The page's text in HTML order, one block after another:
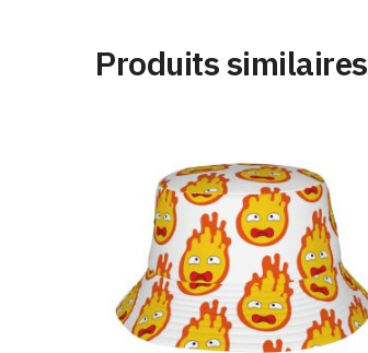
Produits similaires